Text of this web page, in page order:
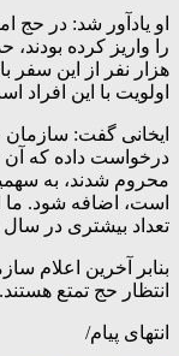
اولویت با این افراد
ایخانی گفت‌:
است، اضافه شود. ما
تعداد بیشتری در سال ۱۴۰۶ به حج تمتع مشرف شوند.
بنابر آخرین اعلام
انتظار حج تمتع هستند.
انتهای پیام/